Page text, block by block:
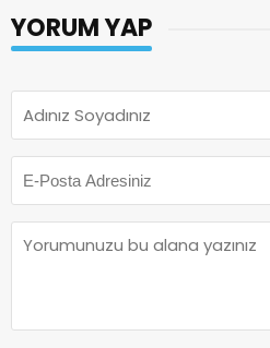
YORUM YAP